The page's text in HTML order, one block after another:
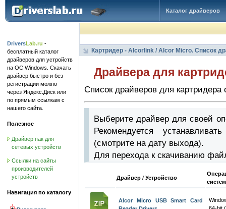
Каталог драйверов
DriversLab.ru -
бесплатный каталог
драйверов для устройств
на ОС Windows. Скачать
драйвер быстро и без
регистрации можно
через Яндекс.Диск или
по прямым ссылкам с
нашего сайта.
Полезное
Драйвер пак для
сетевых устройств
Ссылки на сайты
производителей
устройств
Навигация по каталогу
Картридер - Alcorlink / Alcor Micro. Список
Драйвера для
Список драйверов для
Выберите драйвер для своей
Рекомендуется
(смотрите на дату выхода).
Для перехода к скачиванию
Драйвер / Устройство
Alcor Micro USB Smart Card